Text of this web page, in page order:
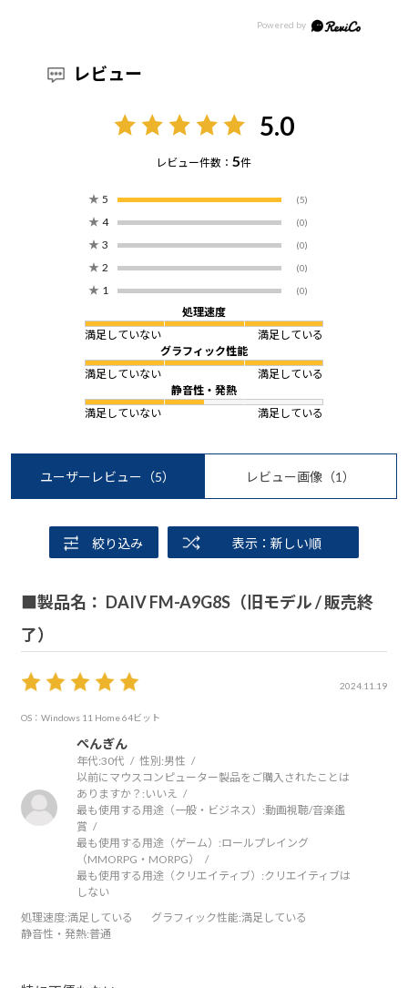
レビュー
5.0
レビュー件数：5件
★ 5 (5)
★ 4 (0)
★ 3 (0)
★ 2 (0)
★ 1 (0)
処理速度
満足していない
満足している
グラフィック性能
満足していない
満足している
静音性・発熱
満足していない
満足している
ユーザーレビュー （5） レビュー画像 （1）
絞り込み 表示：新しい順
■製品名： DAIV FM-A9G8S（旧モデル / 販売終
了）
2024.11.19
OS：Windows 11 Home 64ビット
ぺんぎん
年代:30代 性別:男性
以前にマウスコンピューター製品をご購入されたことは
ありますか？: いいえ
最も使用する用途（一般・ビジネス）:動画視聴/音楽鑑
賞
最も使用する用途（ゲーム）:ロールプレイング
（MMORPG・MORPG）
最も使用する用途（クリエイティブ）:クリエイティブは
しない
処理速度:満足している グラフィック性能:満足している
静音性・発熱:普通